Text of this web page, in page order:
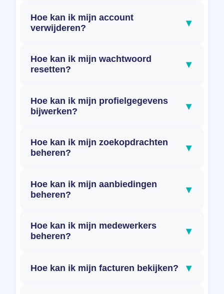
Hoe kan ik mijn account
verwijderen?
▾
Hoe kan ik mijn wachtwoord
resetten?
▾
Hoe kan ik mijn profielgegevens
bijwerken?
▾
Hoe kan ik mijn zoekopdrachten
beheren?
▾
Hoe kan ik mijn aanbiedingen
beheren?
▾
Hoe kan ik mijn medewerkers
beheren?
▾
Hoe kan ik mijn facturen bekijken? ▾